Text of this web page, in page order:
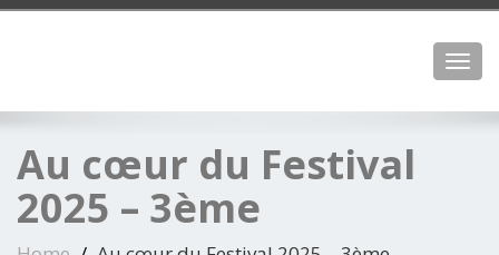
Au cœur du Festival
2025 – 3ème